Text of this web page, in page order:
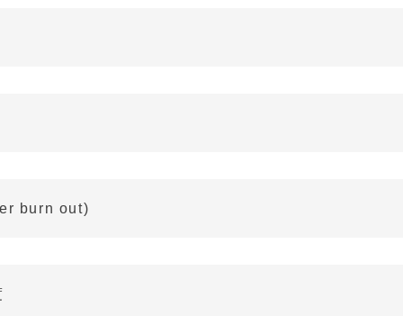
burn out)